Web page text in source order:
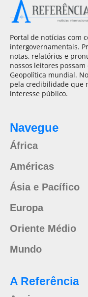
Portal de notícias com
intergovernamentais.
notas, relatórios e
nossos leitores
Geopolítica mundial.
pela credibilidade que
interesse público.
Navegue
África
Américas
Ásia e Pacífico
Europa
Oriente Médio
Mundo
A Referência